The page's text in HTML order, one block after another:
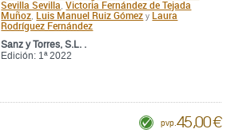
Sevilla Sevilla
,Victoria Fernández de Tejada
Muñoz Luis Manuel Ruiz Gómez y Laura
Rodríguez Fernández
Sanz y Torres, S.L. .
Edición: 1ª 2022
pvp. 45,00 €